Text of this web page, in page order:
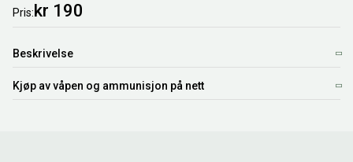
Pris kr 190
Beskrivelse
Kjøp av våpen og ammunisjon på nett